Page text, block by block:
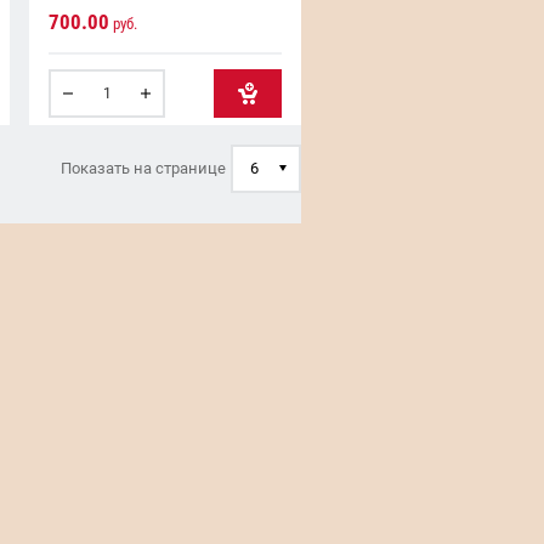
700.00 руб.
Показать на странице 6